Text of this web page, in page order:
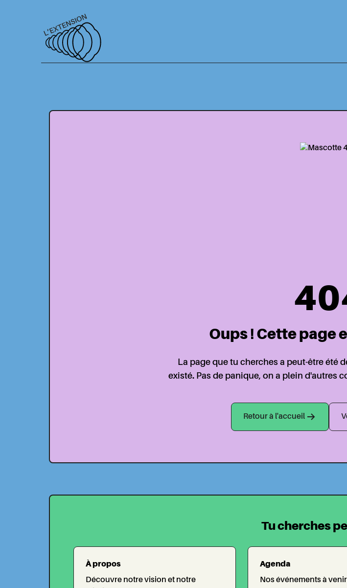
Oups ! Cette page
La page que tu cherches a peut-être été
existé. Pas de panique, on a plein d'autres
Retour à l'accueil
Tu cherches
À propos
Découvre notre vision et notre
Agenda
Nos événements à venir